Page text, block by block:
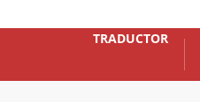
TRADUCTOR